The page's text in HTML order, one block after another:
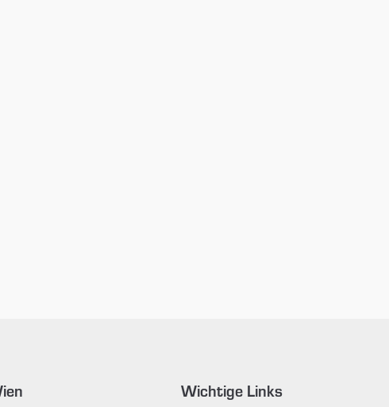
Wichtige Links